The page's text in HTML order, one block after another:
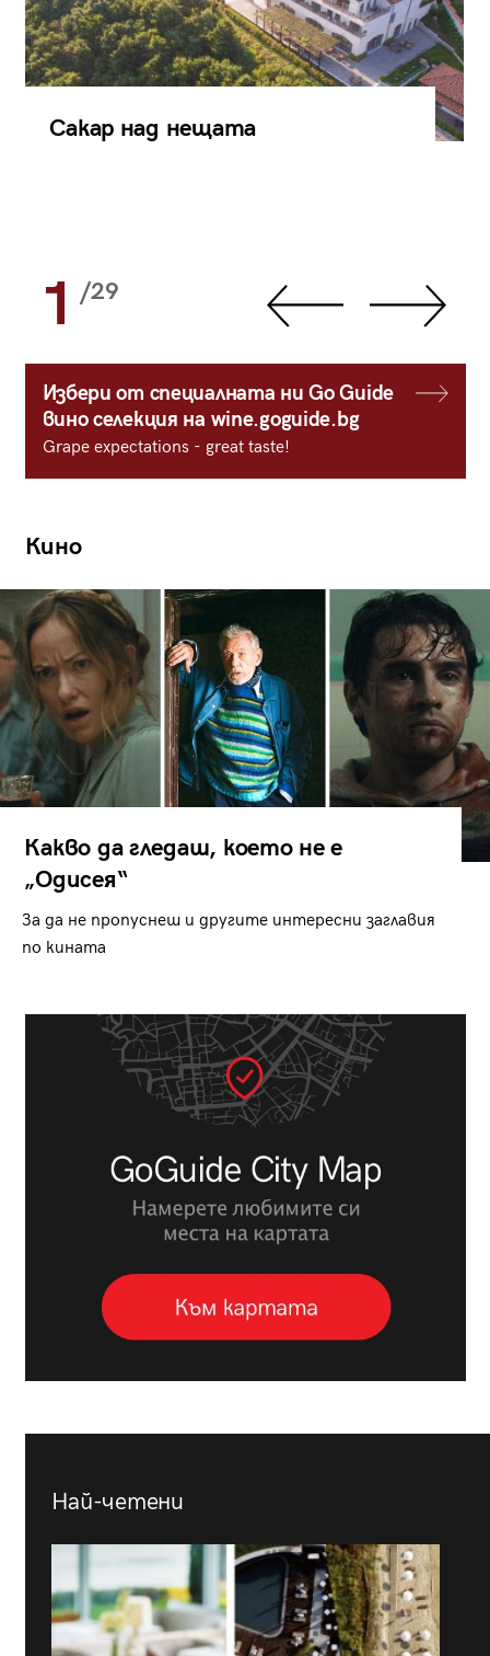
Сакар над нещата
1 /29
Избери от специалната ни Go Guide
вино селекция на wine.goguide.bg
Grape expectations - great taste!
Кино
Какво да гледаш, което не е
„Одисея“
За да не пропуснеш и другите интересни заглавия
по кината
Най-четени